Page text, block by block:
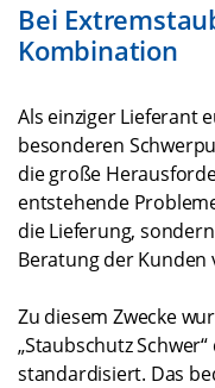
Bei
Kombination
Als einziger Lieferant
besonderen
die große
entstehende
die Lieferung,
Beratung der Kunden
Zu diesem Zwecke
„Staubschutz
standardisiert. Das